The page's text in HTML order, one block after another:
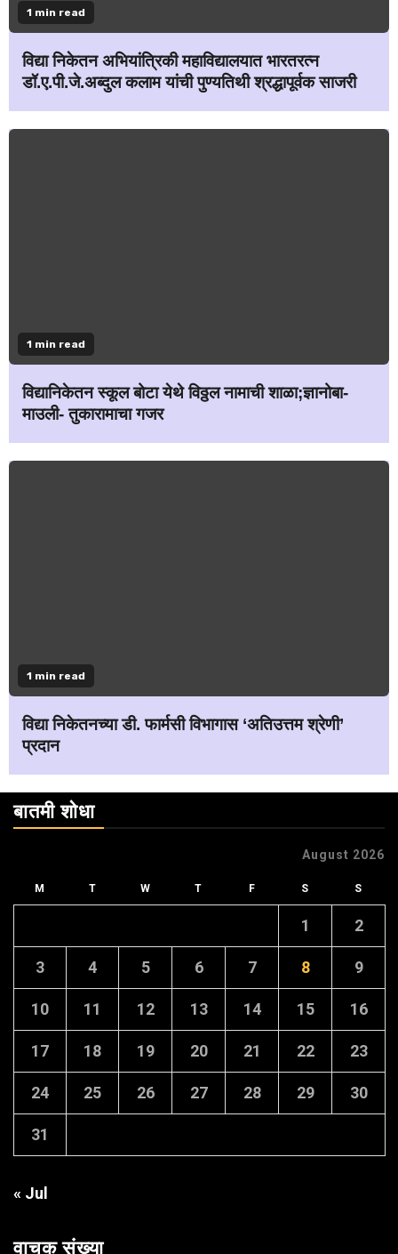
1 min read
विद्या निकेतन अभियांत्रिकी महाविद्यालयात भारतरत्न
डॉ.ए.पी.जे.अब्दुल कलाम यांची पुण्यतिथी श्रद्धापूर्वक साजरी
1 min read
विद्यानिकेतन स्कूल बोटा येथे विठ्ठल नामाची शाळा;ज्ञानोबा-
माउली- तुकारामाचा गजर
1 min read
विद्या निकेतनच्या डी. फार्मसी विभागास ‘अतिउत्तम श्रेणी’
प्रदान
बातमी शोधा
August 2026
M T W T F S S
1 2
3 4 5 6 7 8 9
10 11 12 13 14 15 16
17 18 19 20 21 22 23
24 25 26 27 28 29 30
31
« Jul
वाचक संख्या